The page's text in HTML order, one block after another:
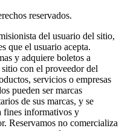
reservados.
del usuario del sitio,
que el usuario acepta.
y adquiere boletos a
con el proveedor del
servicios o empresas
pueden ser marcas
de sus marcas, y se
fines informativos y
Reservamos no comercializa